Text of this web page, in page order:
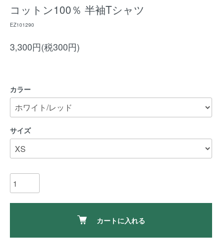
コットン100％ 半袖Tシャツ
EZ101290
3,300円(税300円)
カラー
サイズ
カートに入れる